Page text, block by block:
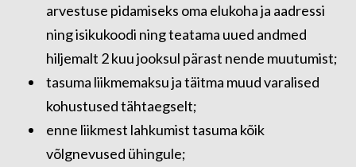
arvestuse pidamiseks oma elukoha ja aadressi
ning isikukoodi ning teatama uued andmed
hiljemalt 2 kuu jooksul pärast nende muutumist;
tasuma liikmemaksu ja täitma muud varalised
kohustused tähtaegselt;
enne liikmest lahkumist tasuma kõik
võlgnevused ühingule;